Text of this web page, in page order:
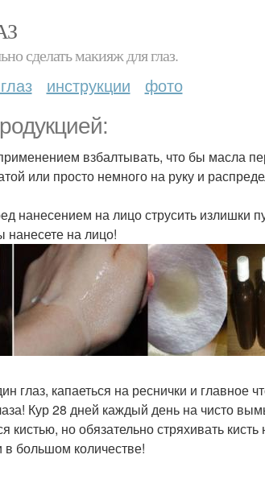
сделать макияж для глаз.
инструкции фото
взбалтывать, что бы масла
или просто немного на руку и
нанесением на лицо струсить излишки
нанесете на лицо!
глаз, капаеться на реснички и главное
Кур 28 дней каждый день на чисто
но обязательно стряхивать
в большом количестве!